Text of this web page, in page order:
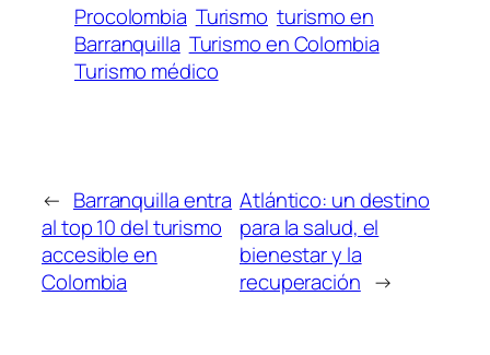
Procolombia Turismo turismo en
Barranquilla Turismo en Colombia
Turismo médico
← Barranquilla entra
al top 10 del turismo
accesible en
Colombia
Atlántico: un destino
para la salud, el
bienestar y la
recuperación →